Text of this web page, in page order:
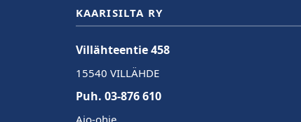
KAARISILTA RY
Villähteentie 458
15540 VILLÄHDE
Puh. 03-876 610
Ajo-ohje